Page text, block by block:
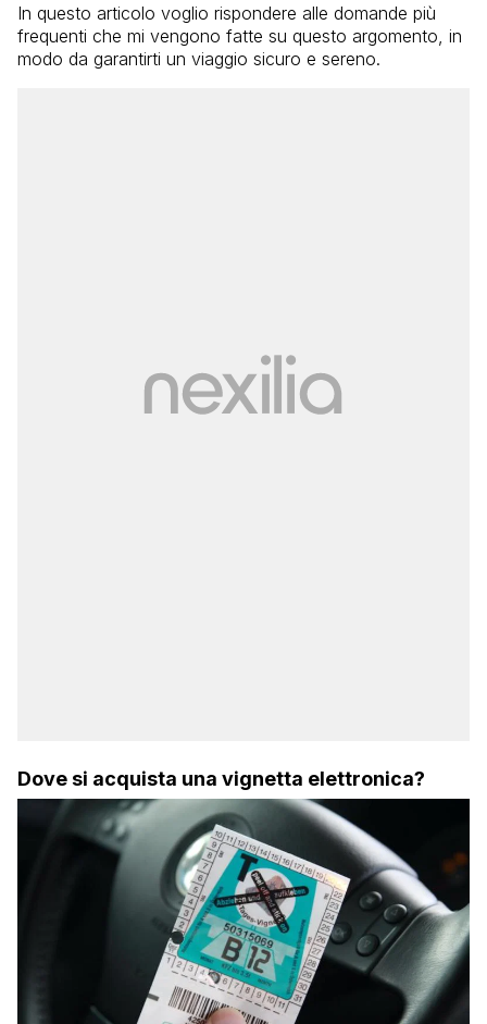
In questo articolo voglio rispondere alle domande più
frequenti che mi vengono fatte su questo argomento, in
modo da garantirti un viaggio sicuro e sereno.
Dove si acquista una vignetta elettronica?